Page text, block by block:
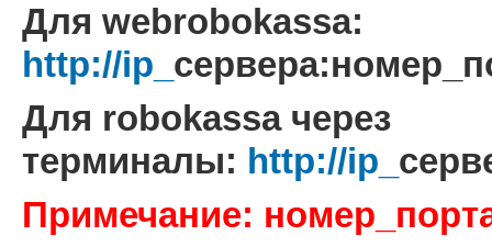
Для webrobokassa:
http://ip_
Для robokassa через
терминалы: http://ip_
Примечание: